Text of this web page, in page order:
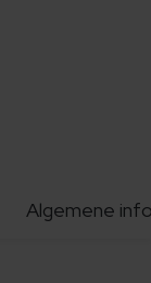
Algemene